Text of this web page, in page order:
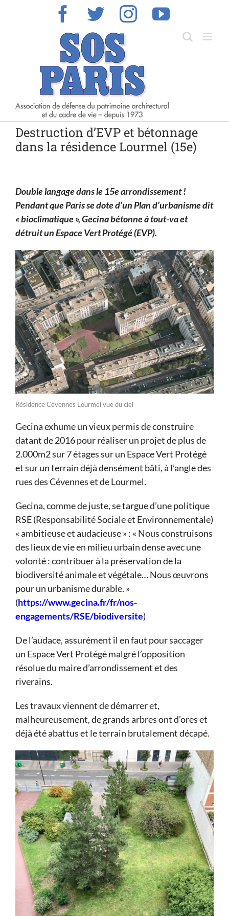
Facebook
TwitterInstagram
Destruction d’EVP et bétonnage
dans la résidence Lourmel (15e)
Double langage dans le 15e arrondissement !
Pendant que Paris se dote d’un Plan d’urbanisme dit
« bioclimatique », Gecina bétonne à tout-va et
détruit un Espace Vert Protégé (EVP).
Résidence Cévennes Lourmel vue du ciel
Gecina exhume un vieux permis de construire
datant de 2016 pour réaliser un projet de plus de
2.000m2 sur 7 étages sur un Espace Vert Protégé
et sur un terrain déjà densément bâti, à l’angle des
rues des Cévennes et de Lourmel.
Gecina, comme de juste, se targue d’une politique
RSE (Responsabilité Sociale et Environnementale)
« ambitieuse et audacieuse » : « Nous construisons
des lieux de vie en milieu urbain dense avec une
volonté : contribuer à la préservation de la
biodiversité animale et végétale… Nous œuvrons
pour un urbanisme durable. »
(https://www.gecina.fr/fr/nos-
engagements/RSE/biodiversite)
De l’audace, assurément il en faut pour saccager
un Espace Vert Protégé malgré l’opposition
résolue du maire d’arrondissement et des
riverains.
Les travaux viennent de démarrer et,
malheureusement, de grands arbres ont d’ores et
déjà été abattus et le terrain brutalement décapé.